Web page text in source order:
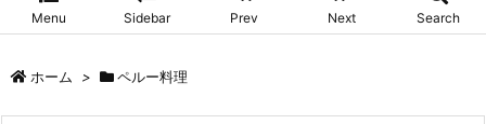
Menu Sidebar Prev Next Search
ホーム > ペルー料理